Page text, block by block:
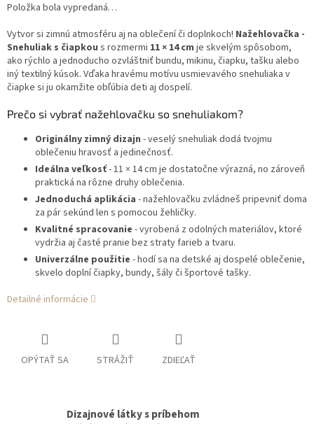
Položka bola vypredaná…
Vytvor si zimnú atmosféru aj na oblečení či doplnkoch! Nažehlovačka -
Snehuliak s čiapkou s rozmermi 11 × 14 cm je skvelým spôsobom,
ako rýchlo a jednoducho ozvláštniť bundu, mikinu, čiapku, tašku alebo
iný textilný kúsok. Vďaka hravému motívu usmievavého snehuliaka v
čiapke si ju okamžite obľúbia deti aj dospelí.
Prečo si vybrať nažehlovačku so snehuliakom?
Originálny zimný dizajn - veselý snehuliak dodá tvojmu
oblečeniu hravosť a jedinečnosť.
Ideálna veľkosť- 11 × 14 cm je dostatočne výrazná, no zároveň
praktická na rôzne druhy oblečenia.
Jednoduchá aplikácia - nažehlovačku zvládneš pripevniť doma
za pár sekúnd len s pomocou žehličky.
Kvalitné spracovanie - vyrobená z odolných materiálov, ktoré
vydržia aj časté pranie bez straty farieb a tvaru.
Univerzálne použitie - hodí sa na detské aj dospelé oblečenie,
skvelo doplní čiapky, bundy, šály či športové tašky.
Detailné informácie
OPÝTAŤ SA STRÁŽIŤ ZDIEĽAŤ
Dizajnové látky s príbehom